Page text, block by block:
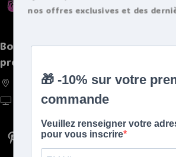
Boutique spécialisée de
produits chaleureux
France, Belgique, Suisse,
https://doucebouillote.fr
nos offres exclusives et des